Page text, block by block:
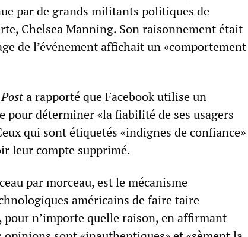
par de grands militants politiques de
Chelsea Manning. Son raisonnement était
de l’événement affichait un «comportement
a rapporté que Facebook utilise un
pour déterminer «la fiabilité de ses usagers
qui sont étiquetés «indignes de confiance»
leur compte supprimé.
par morceau, est le mécanisme
américains de faire taire
n’importe quelle raison, en affirmant